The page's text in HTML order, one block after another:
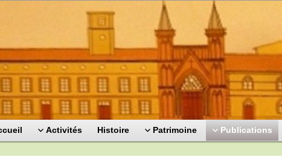
Activités Histoire Patrimoine Publications